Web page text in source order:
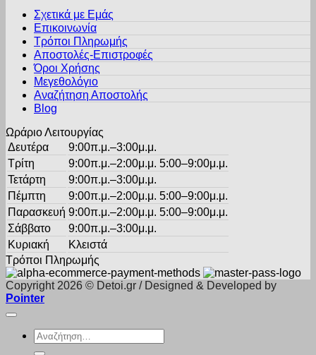
σελίδα
προϊόντος
επιλογές
μπορούν
επιλεγούν
σελίδα
Σχετικά με Εμάς
Επικοινωνία
Τρόποι Πληρωμής
Αποστολές-Επιστροφές
Όροι Χρήσης
Μεγεθολόγιο
Αναζήτηση Αποστολής
Blog
Ωράριο Λειτουργίας
Δευτέρα
9:00π.μ.–3:00μ.μ.
Τρίτη
9:00π.μ.–2:00μ.μ. 5:00–9:00μ.μ.
Τετάρτη
9:00π.μ.–3:00μ.μ.
Πέμπτη
9:00π.μ.–2:00μ.μ. 5:00–9:00μ.μ.
Παρασκευή 9:00π.μ.–2:00μ.μ. 5:00–9:00μ.μ.
Σάββατο
9:00π.μ.–3:00μ.μ.
Κυριακή
Κλειστά
Τρόποι Πληρωμής
Copyright 2026 © Detoi.gr / Designed & Developed by
Pointer
Αναζήτηση
για: